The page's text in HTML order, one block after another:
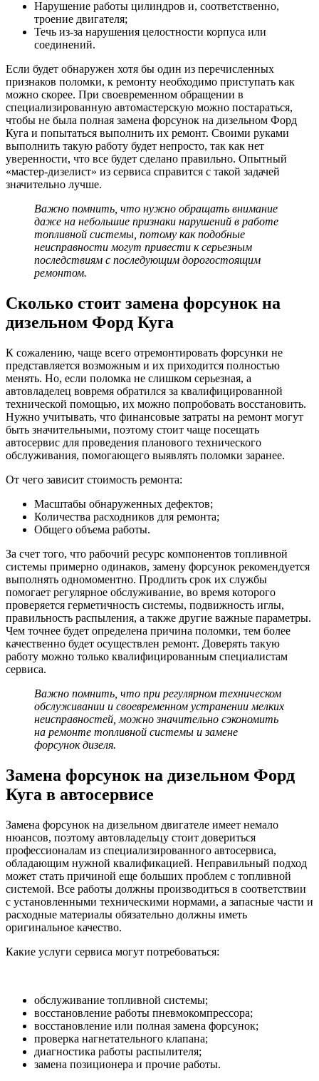
Нарушение работы цилиндров и, соответственно,
троение двигателя;
Течь из-за нарушения целостности корпуса или
соединений.
Если будет обнаружен хотя бы один из перечисленных
признаков поломки, к ремонту необходимо приступать как
можно скорее. При своевременном обращении в
специализированную автомастерскую можно постараться,
чтобы не была полная замена форсунок на дизельном Форд
Куга и попытаться выполнить их ремонт. Своими руками
выполнить такую работу будет непросто, так как нет
уверенности, что все будет сделано правильно. Опытный
«мастер-дизелист» из сервиса справится с такой задачей
значительно лучше.
Важно помнить, что нужно обращать внимание
даже на небольшие признаки нарушений в работе
топливной системы, потому как подобные
неисправности могут привести к серьезным
последствиям с последующим дорогостоящим
ремонтом.
Сколько стоит замена форсунок на
дизельном Форд Куга
К сожалению, чаще всего отремонтировать форсунки не
представляется возможным и их приходится полностью
менять. Но, если поломка не слишком серьезная, а
автовладелец вовремя обратился за квалифицированной
технической помощью, их можно попробовать восстановить.
Нужно учитывать, что финансовые затраты на ремонт могут
быть значительными, поэтому стоит чаще посещать
автосервис для проведения планового технического
обслуживания, помогающего выявлять поломки заранее.
От чего зависит стоимость ремонта:
Масштабы обнаруженных дефектов;
Количества расходников для ремонта;
Общего объема работы.
За счет того, что рабочий ресурс компонентов топливной
системы примерно одинаков, замену форсунок рекомендуется
выполнять одномоментно. Продлить срок их службы
помогает регулярное обслуживание, во время которого
проверяется герметичность системы, подвижность иглы,
правильность распыления, а также другие важные параметры.
Чем точнее будет определена причина поломки, тем более
качественно будет осуществлен ремонт. Доверять такую
работу можно только квалифицированным специалистам
сервиса.
Важно помнить, что при регулярном техническом
обслуживании и своевременном устранении мелких
неисправностей, можно значительно сэкономить
на ремонте топливной системы и замене
форсунок дизеля.
Замена форсунок на дизельном Форд
Куга в автосервисе
Замена форсунок на дизельном двигателе имеет немало
нюансов, поэтому автовладельцу стоит довериться
профессионалам из специализированного автосервиса,
обладающим нужной квалификацией. Неправильный подход
может стать причиной еще больших проблем с топливной
системой. Все работы должны производиться в соответствии
с установленными техническими нормами, а запасные части и
расходные материалы обязательно должны иметь
оригинальное качество.
Какие услуги сервиса могут потребоваться:
обслуживание топливной системы;
восстановление работы пневмокомпрессора;
восстановление или полная замена форсунок;
проверка нагнетательного клапана;
диагностика работы распылителя;
замена позиционера и прочие работы.